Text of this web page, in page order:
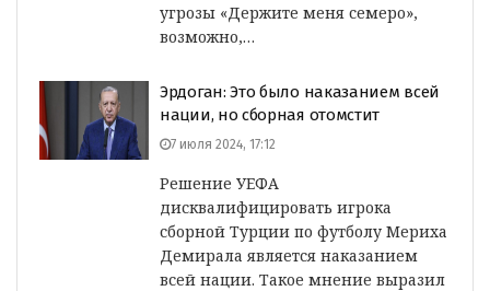
угрозы «Держите меня семеро»,
возможно,…
Эрдоган: Это было наказанием всей
нации, но сборная отомстит
7 июля 2024, 17:12
Решение УЕФА
дисквалифицировать игрока
сборной Турции по футболу Мериха
Демирала является наказанием
всей нации. Такое мнение выразил